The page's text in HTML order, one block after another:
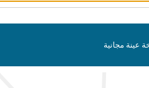
عينة مجانية